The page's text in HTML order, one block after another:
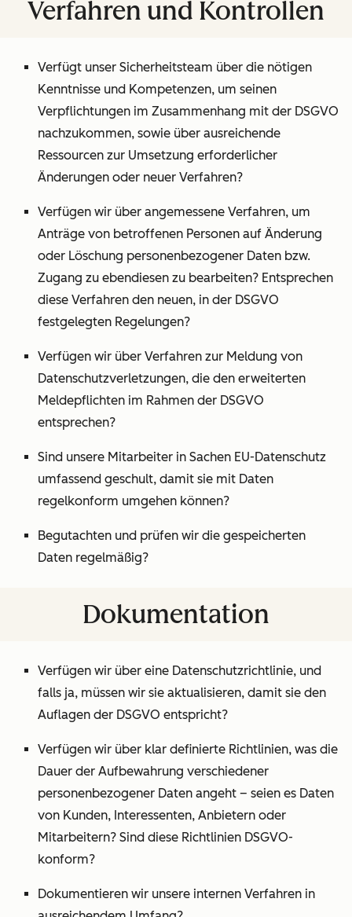
Verfahren und Kontrollen
Verfügt unser Sicherheitsteam über die nötigen
Kenntnisse und Kompetenzen, um seinen
Verpflichtungen im Zusammenhang mit der DSGVO
nachzukommen, sowie über ausreichende
Ressourcen zur Umsetzung erforderlicher
Änderungen oder neuer Verfahren?
Verfügen wir über angemessene Verfahren, um
Anträge von betroffenen Personen auf Änderung
oder Löschung personenbezogener Daten bzw.
Zugang zu ebendiesen zu bearbeiten? Entsprechen
diese Verfahren den neuen, in der DSGVO
festgelegten Regelungen?
Verfügen wir über Verfahren zur Meldung von
Datenschutzverletzungen, die den erweiterten
Meldepflichten im Rahmen der DSGVO
entsprechen?
Sind unsere Mitarbeiter in Sachen EU-Datenschutz
umfassend geschult, damit sie mit Daten
regelkonform umgehen können?
Begutachten und prüfen wir die gespeicherten
Daten regelmäßig?
Dokumentation
Verfügen wir über eine Datenschutzrichtlinie, und
falls ja, müssen wir sie aktualisieren, damit sie den
Auflagen der DSGVO entspricht?
Verfügen wir über klar definierte Richtlinien, was die
Dauer der Aufbewahrung verschiedener
personenbezogener Daten angeht – seien es Daten
von Kunden, Interessenten, Anbietern oder
Mitarbeitern? Sind diese Richtlinien DSGVO-
konform?
Dokumentieren wir unsere internen Verfahren in